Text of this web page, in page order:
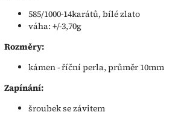
585/1000-14karátů, bílé zlato
váha: +/-3,70g
Rozměry:
kámen - říční perla, průměr 10mm
Zapínání:
šroubek se závitem